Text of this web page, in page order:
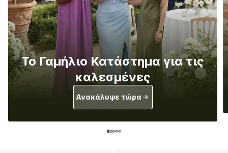
Το Γαμήλιο Κατάστημα για τις
καλεσμένες
Ανακάλυψε τώρα